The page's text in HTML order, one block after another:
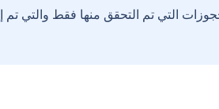
التي تم التحقق منها فقط والتي